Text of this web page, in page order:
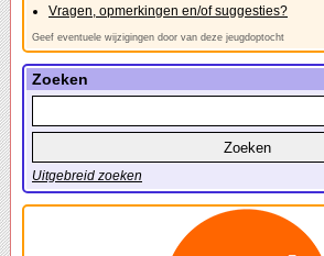
Vragen, opmerkingen en/of suggesties?
Geef eventuele wijzigingen door van deze jeugdoptocht
Zoeken
Uitgebreid zoeken